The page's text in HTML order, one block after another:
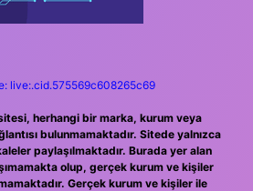
live:.cid.575569c608265c69
herhangi bir marka, kurum veya
bulunmamaktadır. Sitede yalnızca
paylaşılmaktadır. Burada yer alan
olup, gerçek kurum ve kişiler
Gerçek kurum ve kişiler ile